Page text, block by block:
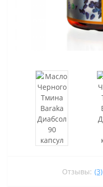
Отзывы: (3)